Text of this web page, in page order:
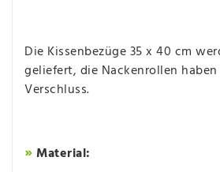
Die Kissenbezüge 35 x 40 cm
geliefert, die Nackenrollen
Verschluss.
»Material: